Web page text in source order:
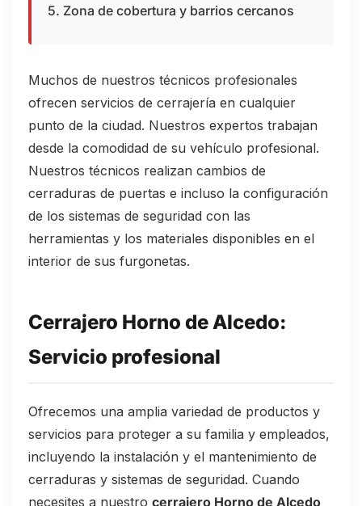
5. Zona de cobertura y barrios cercanos
Muchos de nuestros técnicos profesionales
ofrecen servicios de cerrajería en cualquier
punto de la ciudad. Nuestros expertos trabajan
desde la comodidad de su vehículo profesional.
Nuestros técnicos realizan cambios de
cerraduras de puertas e incluso la configuración
de los sistemas de seguridad con las
herramientas y los materiales disponibles en el
interior de sus furgonetas.
Cerrajero Horno de Alcedo:
Servicio profesional
Ofrecemos una amplia variedad de productos y
servicios para proteger a su familia y empleados,
incluyendo la instalación y el mantenimiento de
cerraduras y sistemas de seguridad. Cuando
necesites a nuestro cerrajero Horno de Alcedo